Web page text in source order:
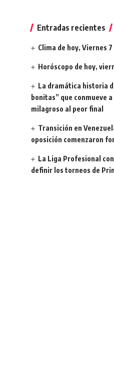
Entradas recientes
Clima de hoy, Viernes
Horóscopo de hoy,
La dramática historia
bonitas” que conmueve
milagroso al peor final
Transición en
oposición comenzaron
La Liga Profesional
definir los torneos de